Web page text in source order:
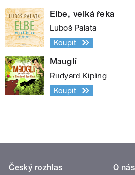
Elbe, velká řeka
Luboš Palata
Koupit
Mauglí
Rudyard Kipling
Koupit
Český rozhlas
O nás